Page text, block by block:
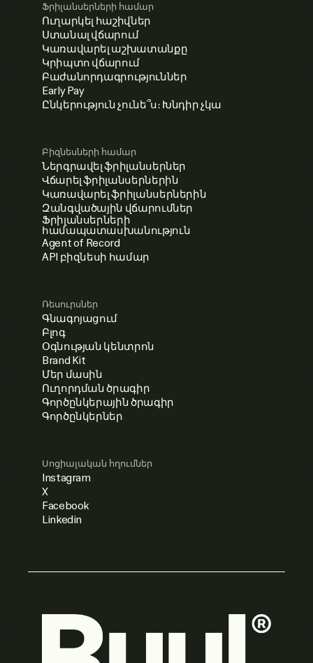
Ֆրիլանսերների համար
Ուղարկել հաշիվներ
Ստանալ վճարում
Կառավարել աշխատանքը
Կրիպտո վճարում
Բաժանորդագրություններ
Early Pay
Ընկերություն չունե՞ս։ Խնդիր չկա
Բիզնեսների համար
Ներգրավել ֆրիլանսերներ
Վճարել ֆրիլանսերներին
Կառավարել ֆրիլանսերներին
Զանգվածային վճարումներ
Ֆրիլանսերների
համապատասխանություն
Agent of Record
API բիզնեսի համար
Ռեսուրսներ
Գնագոյացում
Բլոգ
Օգնության կենտրոն
Brand Kit
Մեր մասին
Ուղորդման ծրագիր
Գործընկերային ծրագիր
Գործընկերներ
Սոցիալական հղումներ
Instagram
X
Facebook
Linkedin